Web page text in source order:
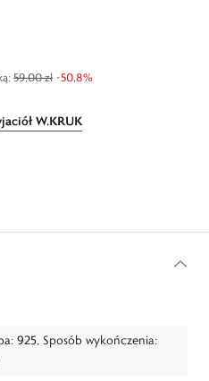
59,00 zł -50,8%
W.KRUK
925, Sposób wykończenia: